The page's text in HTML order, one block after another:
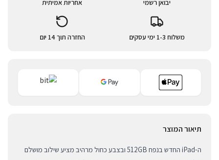
יבואן רשמי אחריות אמיתית
משלוח 1-3 ימי עסקים החזרה תוך 14 יום
תיאור המוצר
ה-iPad החדש בנפח 512GB ובצבע כחול מרהיב מציע שילוב מושלם